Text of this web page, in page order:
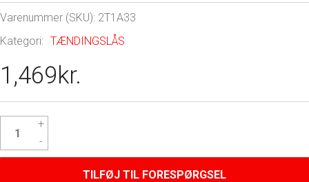
Varenummer (SKU): 2T1A33
Kategori: TÆNDINGSLÅS
1,469kr.
Transit
Låsesæt
TILFØJ TIL FORESPØRGSEL